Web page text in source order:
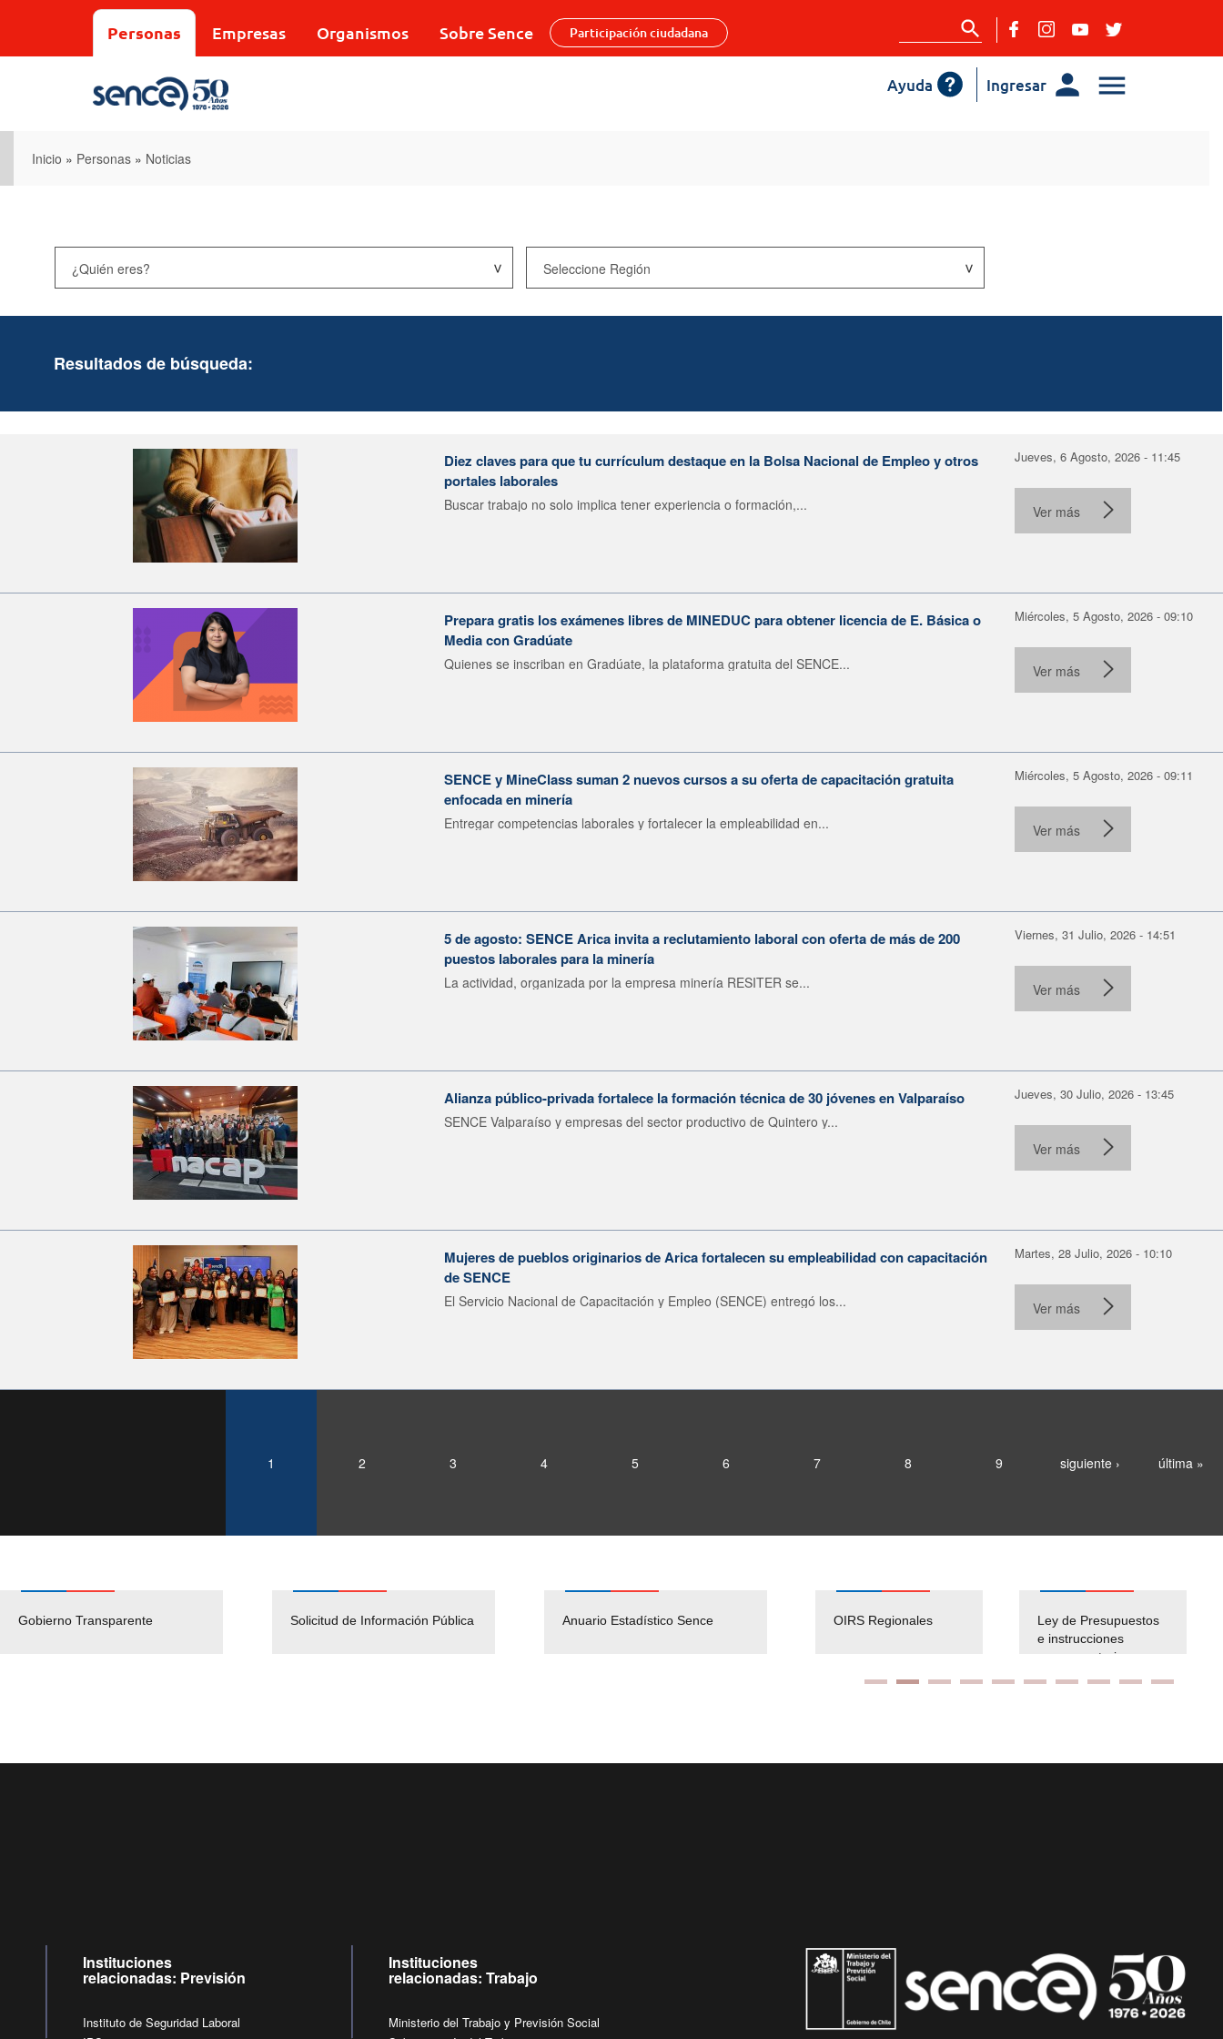
Personas Empresas Organismos Sobre Sence Participación ciudadana
Ingresar
Ayuda
Inicio » Personas » Noticias
Resultados de búsqueda:
Diez claves para que tu currículum destaque en la Bolsa Nacional de Empleo y otros
portales laborales
Buscar trabajo no solo implica tener experiencia o formación,...
Jueves, 6 Agosto, 2026 - 11:45
Ver más
Prepara gratis los exámenes libres de MINEDUC para obtener licencia de E. Básica o
Media con Gradúate
Quienes se inscriban en Gradúate, la plataforma gratuita del SENCE...
Miércoles, 5 Agosto, 2026 - 09:10
Ver más
SENCE y MineClass suman 2 nuevos cursos a su oferta de capacitación gratuita
enfocada en minería
Entregar competencias laborales y fortalecer la empleabilidad en...
Miércoles, 5 Agosto, 2026 - 09:11
Ver más
5 de agosto: SENCE Arica invita a reclutamiento laboral con oferta de más de 200
puestos laborales para la minería
La actividad, organizada por la empresa minería RESITER se...
Viernes, 31 Julio, 2026 - 14:51
Ver más
Alianza público-privada fortalece la formación técnica de 30 jóvenes en Valparaíso
SENCE Valparaíso y empresas del sector productivo de Quintero y...
Jueves, 30 Julio, 2026 - 13:45
Ver más
Mujeres de pueblos originarios de Arica fortalecen su empleabilidad con capacitación
de SENCE
El Servicio Nacional de Capacitación y Empleo (SENCE) entregó los...
Martes, 28 Julio, 2026 - 10:10
Ver más
1 2 3 4 5 6 7 8 9 siguiente › última »
Gobierno Transparente Solicitud de Información Pública Anuario Estadístico Sence
Pago Proveedores
Empleos Públicos
Solicitud Audiencias y
OIRS Regionales
Ley de Presupuestos
e instrucciones
presuspuetarias
Instituciones
relacionadas: Previsión
Instituto de Seguridad Laboral
Instituciones
relacionadas: Trabajo
Ministerio del Trabajo y Previsión Social